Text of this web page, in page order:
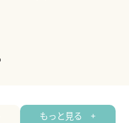
もっと見る +